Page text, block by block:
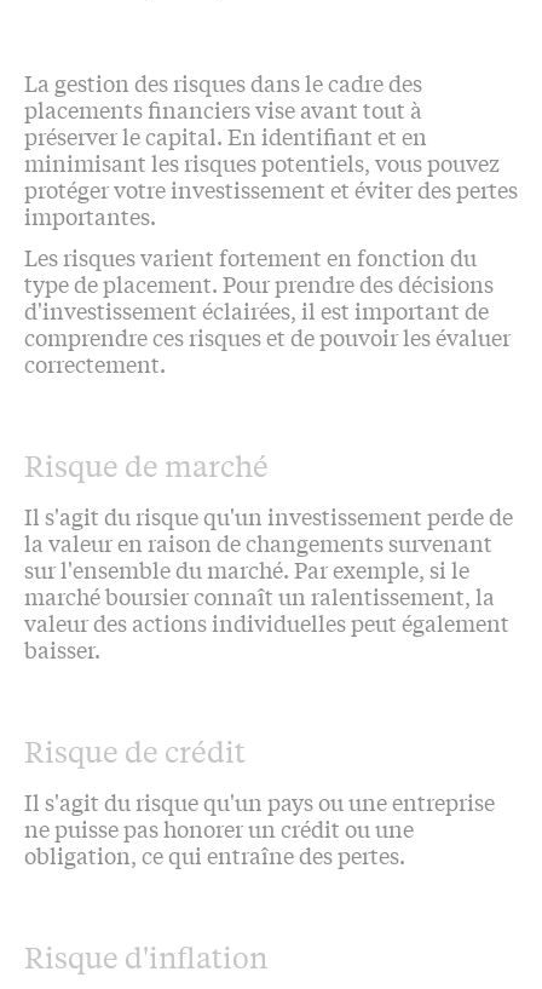
La gestion des risques dans le cadre des
placements financiers vise avant tout à
préserver le capital. En identifiant et en
minimisant les risques potentiels, vous pouvez
protéger votre investissement et éviter des pertes
importantes.
Les risques varient fortement en fonction du
type de placement. Pour prendre des décisions
d'investissement éclairées, il est important de
comprendre ces risques et de pouvoir les évaluer
correctement.
Risque de marché
Il s'agit du risque qu'un investissement perde de
la valeur en raison de changements survenant
sur l'ensemble du marché. Par exemple, si le
marché boursier connaît un ralentissement, la
valeur des actions individuelles peut également
baisser.
Risque de crédit
Il s'agit du risque qu'un pays ou une entreprise
ne puisse pas honorer un crédit ou une
obligation, ce qui entraîne des pertes.
Risque d'inflation